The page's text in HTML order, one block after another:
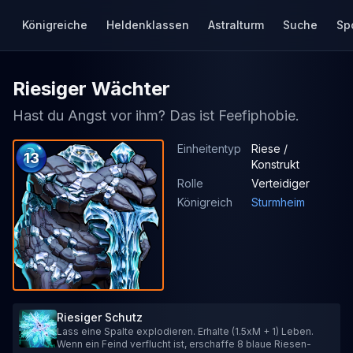
Königreiche Heldenklassen Astralturm Suche
Riesiger Wächter
Hast du Angst vor ihm? Das ist Feefiphobie.
13
Einheitentyp
Riese /
Konstrukt
Rolle
Verteidiger
Königreich
Sturmheim
Riesiger Schutz
Lass eine Spalte explodieren. Erhalte (1.5xM + 1) Leben.
Wenn ein Feind verflucht ist, erschaffe 8 blaue Riesen-